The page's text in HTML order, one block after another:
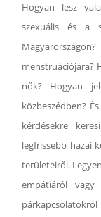
Hogyan lesz
szexuális és a
menstruációjára?
nők? Hogyan
közbeszédben?
kérdésekre
legfrissebb hazai
területeiről.
empátiáról vagy